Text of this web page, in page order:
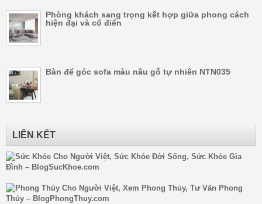
Phòng khách sang trọng kết hợp giữa phong cách
hiện đại và cổ điển
Bàn để góc sofa màu nâu gỗ tự nhiên NTN035
LIÊN KẾT